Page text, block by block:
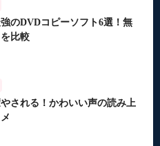
強のDVDコピーソフト6選！無
比較
される！かわいい声の読み上